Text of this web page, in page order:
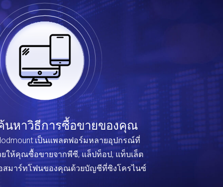
นหาวิธีการซื้อขายของคุณ
เป็นแพลตฟอร์มหลายอุปกรณ์ที่
ให้คุณซื้อขายจากพีซี, แล็ปท็อป, แท็บเล็ต
สมาร์ทโฟนของคุณด้วยบัญชีที่ซิงโครไนซ์